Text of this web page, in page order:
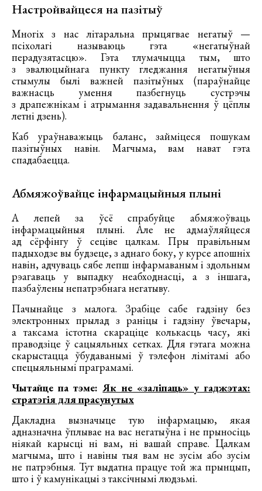
Настройвайцеся на пазітыў
Многіх з нас літаральна прыцягвае негатыў —
псіхолагі называюць гэта «негатыўнай
перадузятасцю». Гэта тлумачыцца тым, што
з эвалюцыйнага пункту гледжання негатыўныя
стымулы былі важней пазітыўных (параўнайце
важнасць умення пазбегнуць сустрэчы
з драпежнікам і атрымання задавальнення ў цёплы
летні дзень).
Каб ураўнаважыць баланс, займіцеся пошукам
пазітыўных навін. Магчыма, вам нават гэта
спадабаецца.
Абмяжоўвайце інфармацыйныя плыні
А лепей за ўсё спрабуйце абмяжоўваць
інфармацыйныя плыні. Але не адмаўляйцеся
ад сёрфінгу ў сеціве цалкам. Пры правільным
падыходзе вы будзеце, з аднаго боку, у курсе апошніх
навін, адчуваць сябе лепш інфармаваным і здольным
рэагаваць у выпадку неабходнасці, а з іншага,
пазбаўлены непатрэбнага негатыву.
Пачынайце з малога. Зрабіце сабе гадзіну без
электронных прылад з раніцы і гадзіну ўвечары,
а таксама істотна скараціце колькасць часу, які
праводзіце ў сацыяльных сетках. Для гэтага можна
скарыстацца ўбудаванымі ў тэлефон лімітамі або
спецыяльнымі праграмамі.
Чытайце па тэме: Як не «заліпаць» у гаджэтах:
стратэгія для прасунутых
Дакладна вызначыце тую інфармацыю, якая
адназначна ўплывае на вас негатыўна і не прыносіць
ніякай карысці ні вам, ні вашай справе. Цалкам
магчыма, што і навіны тыя вам не зусім або зусім
не патрэбныя. Тут выдатна працуе той жа прынцып,
што і ў камунікацыі з таксічнымі людзьмі.